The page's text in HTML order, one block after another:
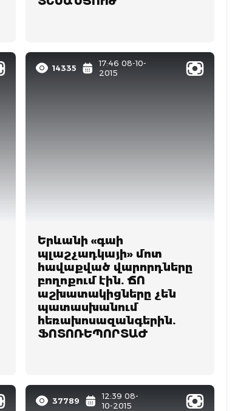
14335
17:46 08-10-
2015
Երևանի «գաի
պլաշչադկայի» մոտ
հավաքված վարորդները
բողոքում էին. ՃՈ
աշխատակիցները չեն
պատասխանում
հեռախոսազանգերին.
ՖՈՏՈՌԵՊՈՐՏԱԺ
37789
12:39 08-
10-2015